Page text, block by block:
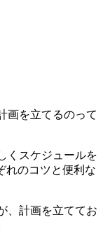
画を立てるのって
くスケジュールを
れのコツと便利な
、計画を立ててお